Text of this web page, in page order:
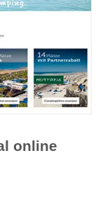
online